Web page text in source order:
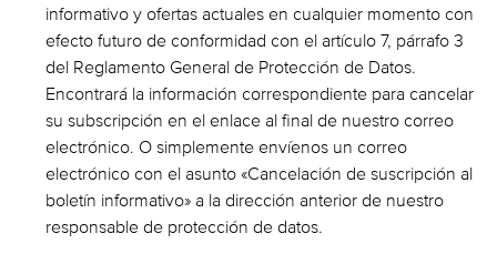
informativo y ofertas actuales en cualquier momento con
efecto futuro de conformidad con el artículo 7, párrafo 3
del Reglamento General de Protección de Datos.
Encontrará la información correspondiente para cancelar
su subscripción en el enlace al final de nuestro correo
electrónico. O simplemente envíenos un correo
electrónico con el asunto «Cancelación de suscripción al
boletín informativo» a la dirección anterior de nuestro
responsable de protección de datos.